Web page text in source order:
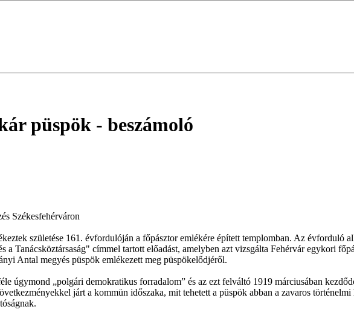
püspök - beszámoló
Székesfehérváron
születése 161. évfordulóján a főpásztor emlékére épített templomban. Az évforduló
Tanácsköztársaság" címmel tartott előadást, amelyben azt vizsgálta Fehérvár egykori
Antal megyés püspök emlékezett meg püspökelődjéről.
úgymond „polgári demokratikus forradalom” és az ezt felváltó 1919 márciusában
járt a kommün időszaka, mit tehetett a püspök abban a zavaros